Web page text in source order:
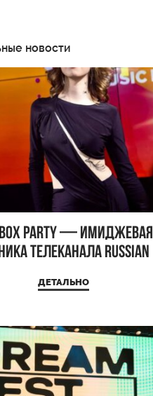
новости
PARTY — имиджевая
телеканала RUSSIAN
ДЕТАЛЬНО